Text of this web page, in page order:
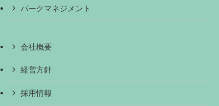
パークマネジメント
会社概要
経営方針
採用情報